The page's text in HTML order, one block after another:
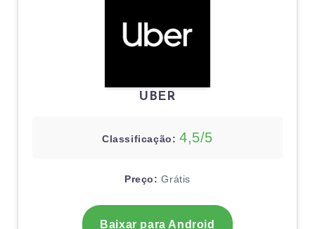
UBER
Classificação: 4,5/5
Preço: Grátis
Baixar para Android